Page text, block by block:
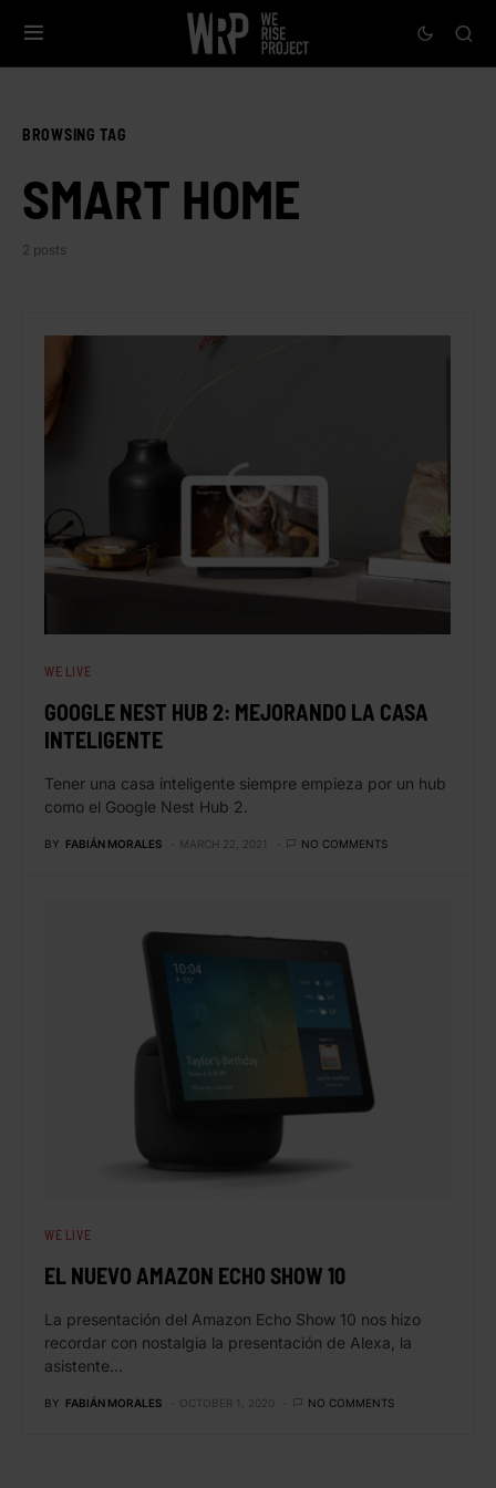
BROWSING TAG
SMART HOME
2 posts
WE LIVE
GOOGLE NEST HUB 2: MEJORANDO LA CASA
INTELIGENTE
Tener una casa inteligente siempre empieza por un hub
como el Google Nest Hub 2.
BY FABIÁN MORALES MARCH 22, 2021 NO COMMENTS
WE LIVE
EL NUEVO AMAZON ECHO SHOW 10
La presentación del Amazon Echo Show 10 nos hizo
recordar con nostalgia la presentación de Alexa, la
asistente…
BY FABIÁN MORALES OCTOBER 1, 2020 NO COMMENTS